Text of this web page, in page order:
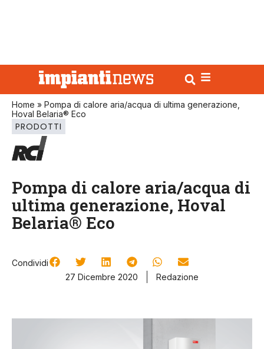
Home » Pompa di calore aria/acqua di ultima generazione,
Hoval Belaria® Eco
PRODOTTI
Pompa di calore aria/acqua di
ultima generazione, Hoval
Belaria® Eco
Condividi
27 Dicembre 2020
Redazione